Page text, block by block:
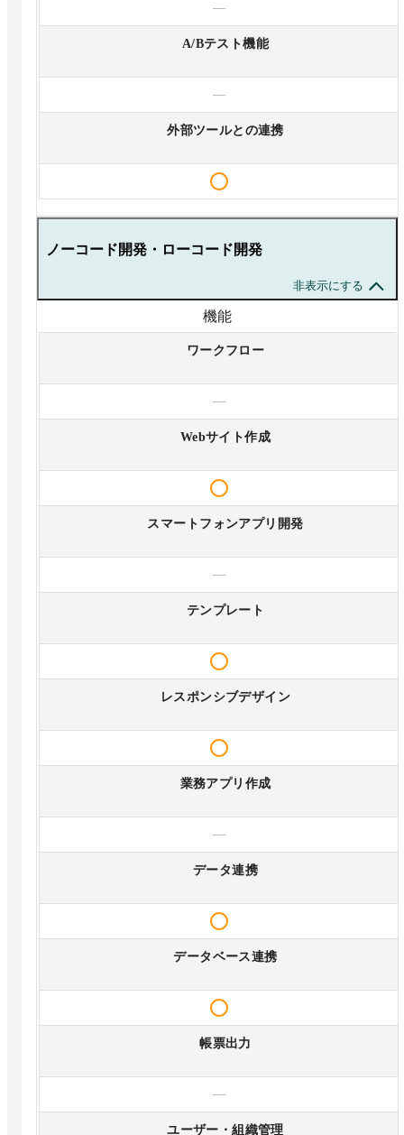
—
A/Bテスト機能
—
外部ツールとの連携
ノーコード開発・ローコード開発
非表示にする
機能
ワークフロー
—
Webサイト作成
スマートフォンアプリ開発
—
テンプレート
レスポンシブデザイン
業務アプリ作成
—
データ連携
データベース連携
帳票出力
—
ユーザー・組織管理